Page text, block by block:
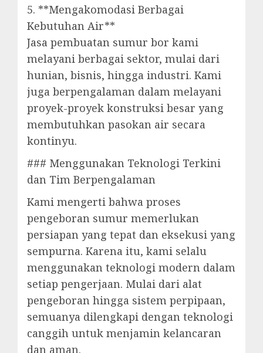
5. **Mengakomodasi Berbagai
Kebutuhan Air**
Jasa pembuatan sumur bor kami
melayani berbagai sektor, mulai dari
hunian, bisnis, hingga industri. Kami
juga berpengalaman dalam melayani
proyek-proyek konstruksi besar yang
membutuhkan pasokan air secara
kontinyu.
### Menggunakan Teknologi Terkini
dan Tim Berpengalaman
Kami mengerti bahwa proses
pengeboran sumur memerlukan
persiapan yang tepat dan eksekusi yang
sempurna. Karena itu, kami selalu
menggunakan teknologi modern dalam
setiap pengerjaan. Mulai dari alat
pengeboran hingga sistem perpipaan,
semuanya dilengkapi dengan teknologi
canggih untuk menjamin kelancaran
dan aman.